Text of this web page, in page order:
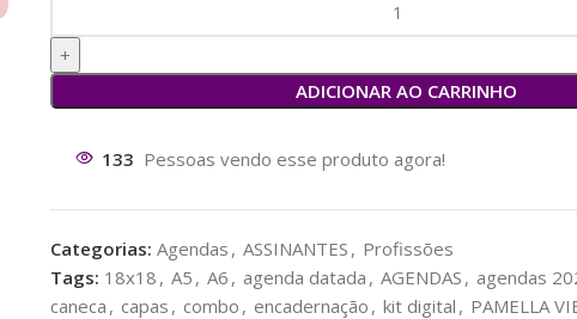
ADICIONAR AO CARRINHO
133 Pessoas vendo esse produto agora!
Categorias: Agendas , ASSINANTES , Profissões
Tags: 18x18 , A5 , A6 , agenda datada , AGENDAS , agendas
caneca , capas , combo , encadernação , kit digital , PAMELLA